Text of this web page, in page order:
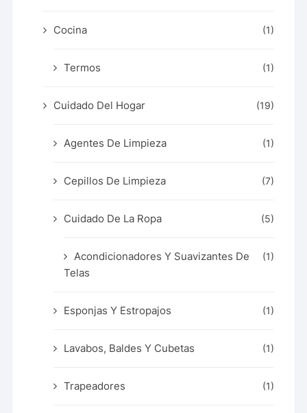
Cocina (1)
Termos (1)
Cuidado Del Hogar (19)
Agentes De Limpieza (1)
Cepillos De Limpieza (7)
Cuidado De La Ropa (5)
Acondicionadores Y Suavizantes De
Telas
(1)
Esponjas Y Estropajos (1)
Lavabos, Baldes Y Cubetas (1)
Trapeadores (1)